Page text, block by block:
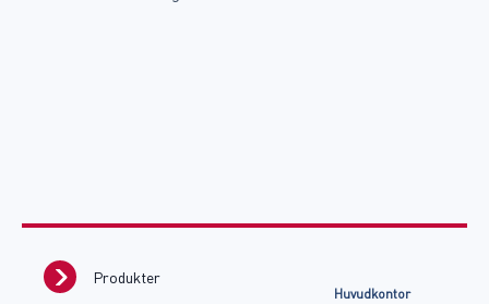
Produkter
Huvudkontor